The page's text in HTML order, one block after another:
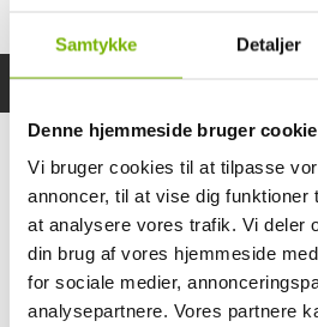
Samtykke Detaljer
Denne hjemmeside bruger
Vi bruger cookies til at tilpasse
annoncer, til at vise dig funktioner
at analysere vores trafik. Vi deler
din brug af vores hjemmeside
for sociale medier,
analysepartnere. Vores partnere